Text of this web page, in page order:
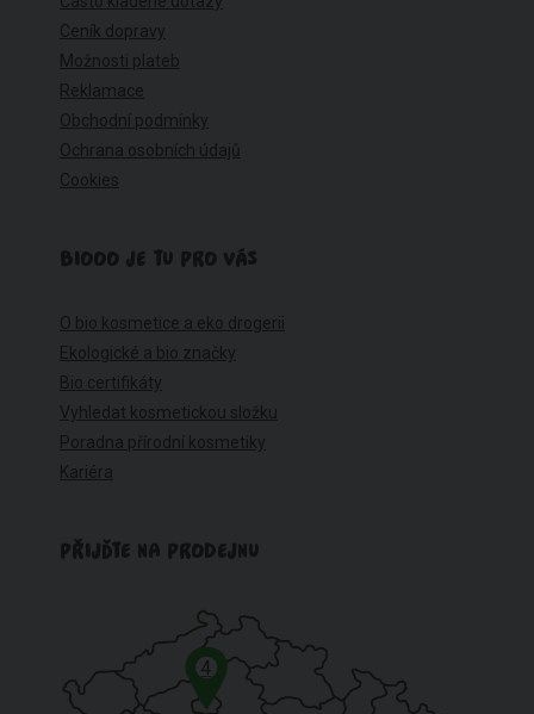
Ceník dopravy
Možnosti plateb
Reklamace
Obchodní podmínky
Ochrana osobních údajů
Cookies
BIOOO JE TU PRO VÁS
O bio kosmetice a eko drogerii
Ekologické a bio značky
Bio certifikáty
Vyhledat kosmetickou složku
Poradna přírodní kosmetiky
Kariéra
PŘIJĎTE NA PRODEJNU
4